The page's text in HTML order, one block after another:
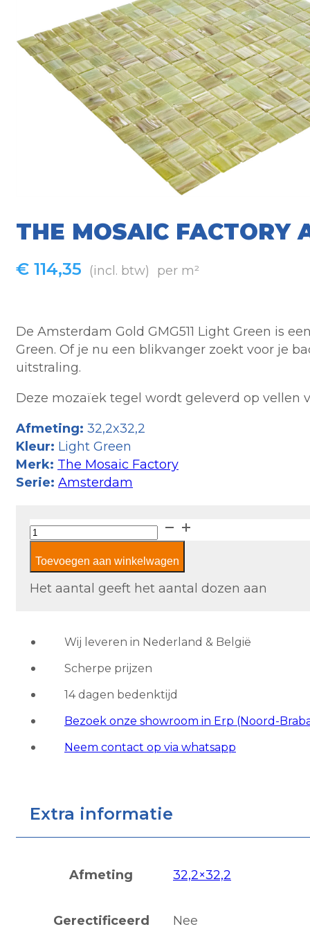
THE MOSAIC FACTORY
€ 114,35 (incl. btw) per m²
De Amsterdam Gold GMG511 Light Green is
Green. Of je nu een blikvanger zoekt voor je
uitstraling.
Deze mozaïek tegel wordt geleverd op vellen
Afmeting: 32,2x32,2
Kleur: Light Green
Merk: The Mosaic Factory
Serie: Amsterdam
The
Mosaic
Factory
Amsterdam
aantal
Toevoegen aan winkelwagen
Het aantal geeft het aantal dozen aan
Wij leveren in Nederland & België
Scherpe prijzen
14 dagen bedenktijd
Bezoek onze showroom in Erp (Noord-
Neem contact op via whatsapp
Extra informatie
Afmeting 32,2×32,2
Gerectificeerd Nee